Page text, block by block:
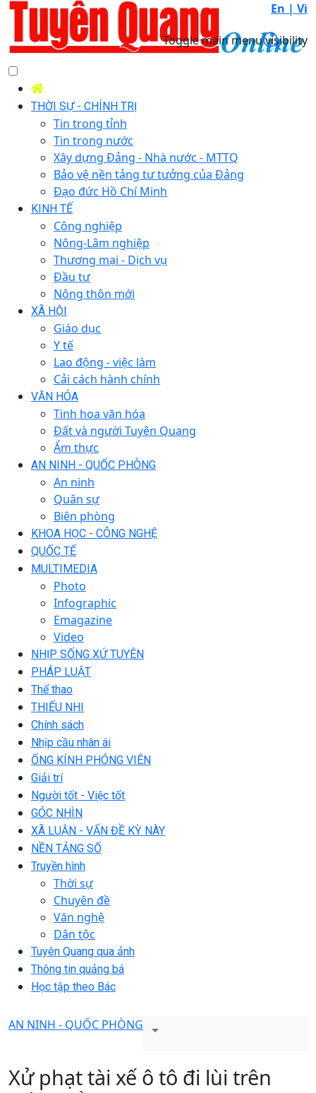
En | Vi
Toggle main menu visibility
THỜI SỰ - CHÍNH TRỊ
Tin trong tỉnh
Tin trong nước
Xây dựng Đảng - Nhà nước - MTTQ
Bảo vệ nền tảng tư tưởng của Đảng
Đạo đức Hồ Chí Minh
KINH TẾ
Công nghiệp
Nông-Lâm nghiệp
Thương mại - Dịch vụ
Đầu tư
Nông thôn mới
XÃ HỘI
Giáo dục
Y tế
Lao động - việc làm
Cải cách hành chính
VĂN HÓA
Tinh hoa văn hóa
Đất và người Tuyên Quang
Ẩm thực
AN NINH - QUỐC PHÒNG
An ninh
Quân sự
Biên phòng
KHOA HỌC - CÔNG NGHỆ
QUỐC TẾ
MULTIMEDIA
Photo
Infographic
Emagazine
Video
NHỊP SỐNG XỨ TUYÊN
PHÁP LUẬT
Thể thao
THIẾU NHI
Chính sách
Nhịp cầu nhân ái
ỐNG KÍNH PHÓNG VIÊN
Giải trí
Người tốt - Việc tốt
GÓC NHÌN
XÃ LUẬN - VẤN ĐỀ KỲ NÀY
NỀN TẢNG SỐ
Truyền hình
Thời sự
Chuyên đề
Văn nghệ
Dân tộc
Tuyên Quang qua ảnh
Thông tin quảng bá
Học tập theo Bác
AN NINH - QUỐC PHÒNG
Xử phạt tài xế ô tô đi lùi trên